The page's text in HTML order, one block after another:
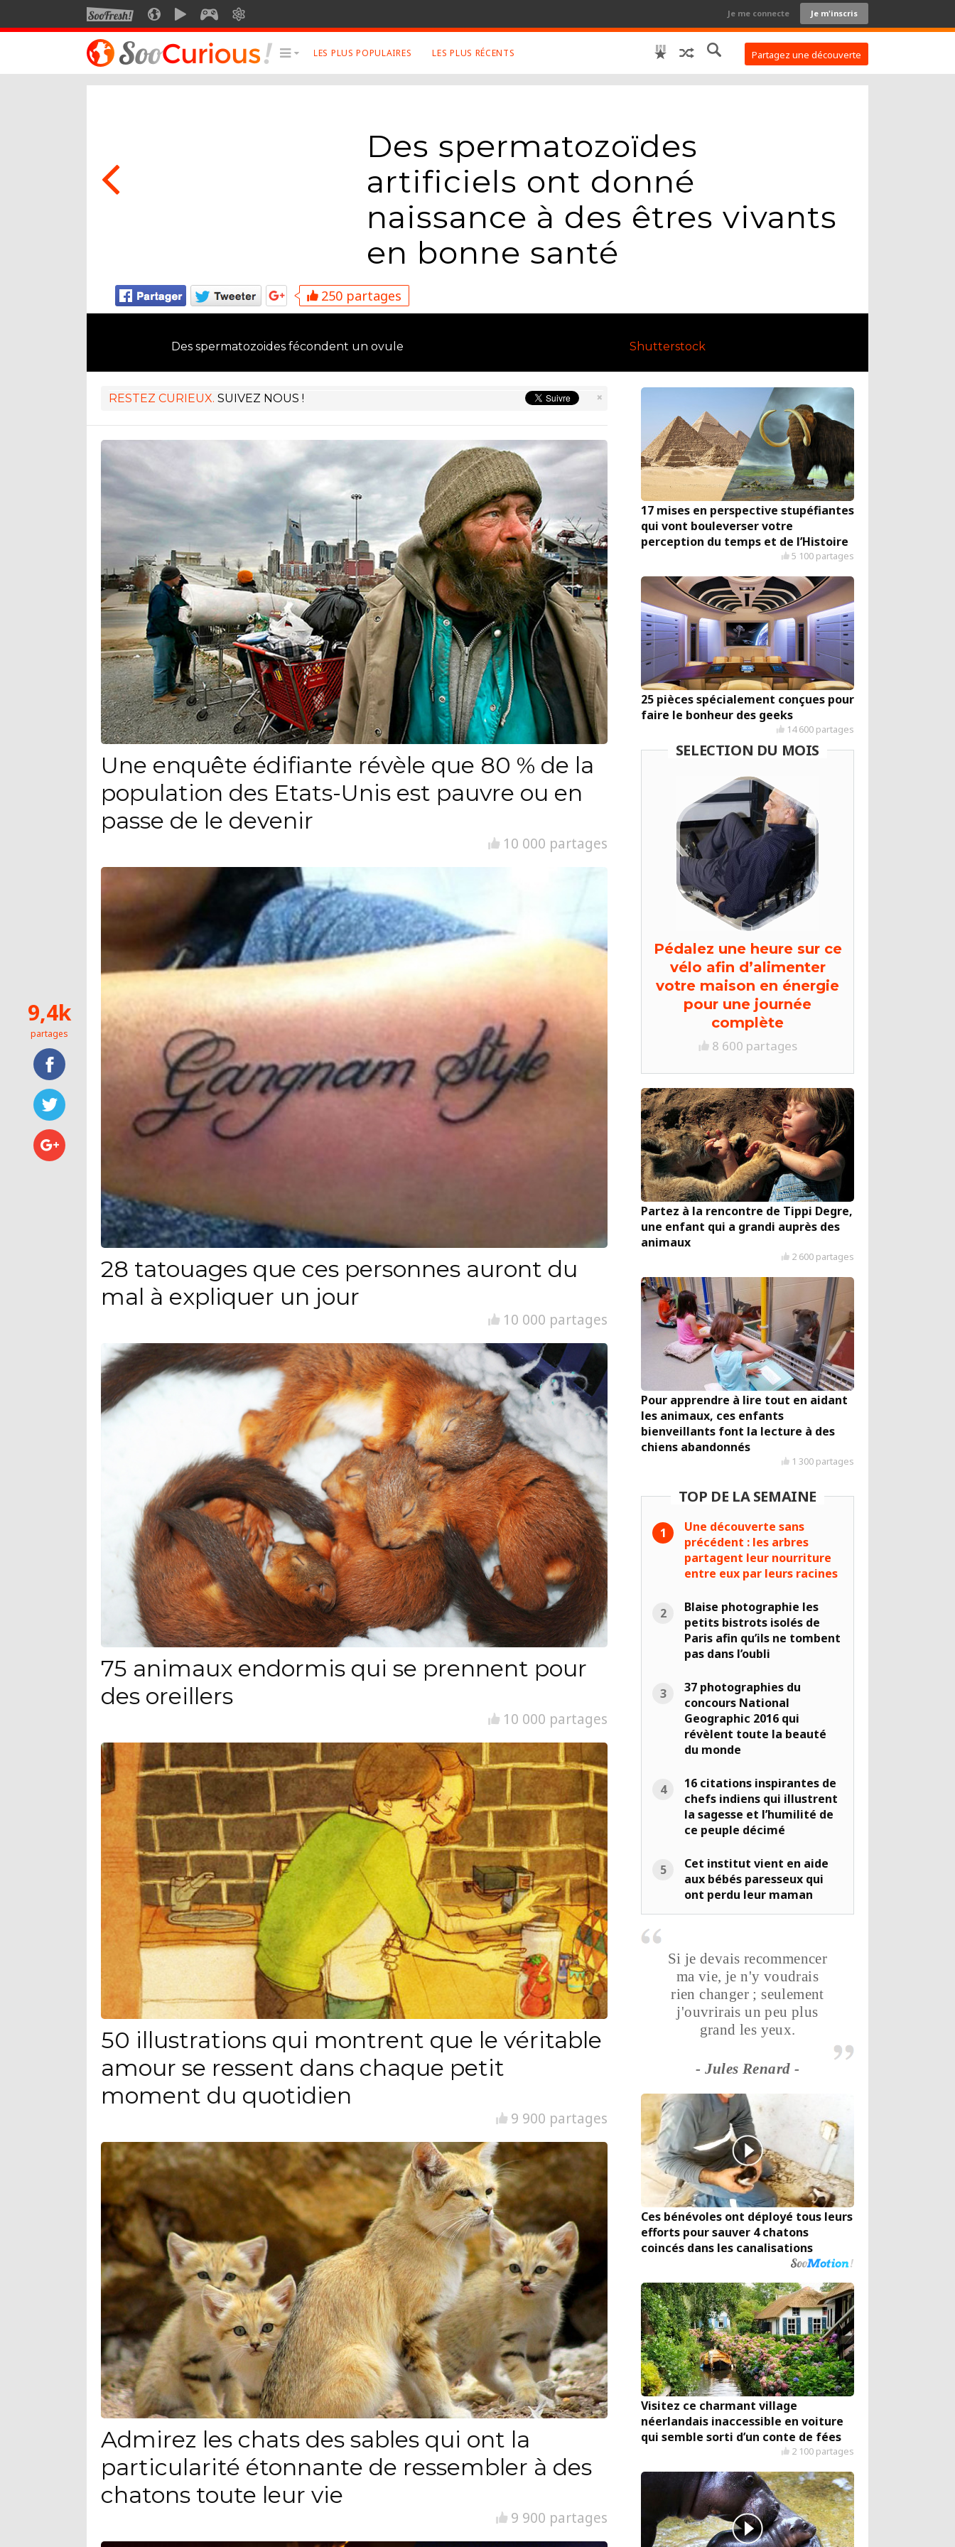
SOOFRESHSOOCURIOUSSOOMOTIONSOOGEEK Je me connecte Je m'inscris
Photographies
Google+
Mentions Légales
LES PLUS POPULAIRES LES PLUS RÉCENTS Partagez une découverte
Des spermatozoïdes
artificiels ont donné
naissance à des êtres vivants
en bonne santé
250 partages
Des spermatozoides fécondent un ovule Shutterstock
×
RESTEZ CURIEUX. SUIVEZ NOUS !
Une enquête édifiante révèle que 80 % de la
population des Etats-Unis est pauvre ou en
passe de le devenir
10 000 partages
28 tatouages que ces personnes auront du
mal à expliquer un jour
10 000 partages
75 animaux endormis qui se prennent pour
des oreillers
10 000 partages
50 illustrations qui montrent que le véritable
amour se ressent dans chaque petit
moment du quotidien
9 900 partages
Admirez les chats des sables qui ont la
particularité étonnante de ressembler à des
chatons toute leur vie
9 900 partages
17 mises en perspective stupéfiantes
qui vont bouleverser votre
perception du temps et de l’Histoire
5 100 partages
25 pièces spécialement conçues pour
faire le bonheur des geeks
14 600 partages
SELECTION DU MOIS
Pédalez une heure sur ce
vélo afin d’alimenter
votre maison en énergie
pour une journée
complète
8 600 partages
Partez à la rencontre de Tippi Degre,
une enfant qui a grandi auprès des
animaux
2 600 partages
Pour apprendre à lire tout en aidant
les animaux, ces enfants
bienveillants font la lecture à des
chiens abandonnés
1 300 partages
TOP DE LA SEMAINE
Une découverte sans
précédent : les arbres
partagent leur nourriture
entre eux par leurs racines
Blaise photographie les
petits bistrots isolés de
Paris afin qu’ils ne tombent
pas dans l’oubli
37 photographies du
concours National
Geographic 2016 qui
révèlent toute la beauté
du monde
16 citations inspirantes de
chefs indiens qui illustrent
la sagesse et l’humilité de
ce peuple décimé
Cet institut vient en aide
aux bébés paresseux qui
ont perdu leur maman
Si je devais recommencer
ma vie, je n'y voudrais
rien changer ; seulement
j'ouvrirais un peu plus
grand les yeux.
- Jules Renard -
Ces bénévoles ont déployé tous leurs
efforts pour sauver 4 chatons
coincés dans les canalisations
Visitez ce charmant village
néerlandais inaccessible en voiture
qui semble sorti d’un conte de fées
2 100 partages
9,4k
partages